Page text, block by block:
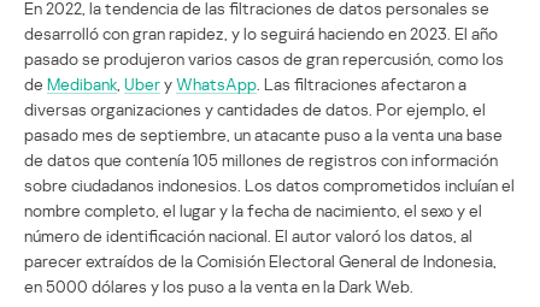
En 2022, la tendencia de las filtraciones de datos personales se
desarrolló con gran rapidez, y lo seguirá haciendo en 2023. El año
pasado se produjeron varios casos de gran repercusión, como los
de Medibank UberyWhatsApp . Las filtraciones afectaron a
diversas organizaciones y cantidades de datos. Por ejemplo, el
pasado mes de septiembre, un atacante puso a la venta una base
de datos que contenía 105 millones de registros con información
sobre ciudadanos indonesios. Los datos comprometidos incluían el
nombre completo, el lugar y la fecha de nacimiento, el sexo y el
número de identificación nacional. El autor valoró los datos, al
parecer extraídos de la Comisión Electoral General de Indonesia,
en 5000 dólares y los puso a la venta en la Dark Web.